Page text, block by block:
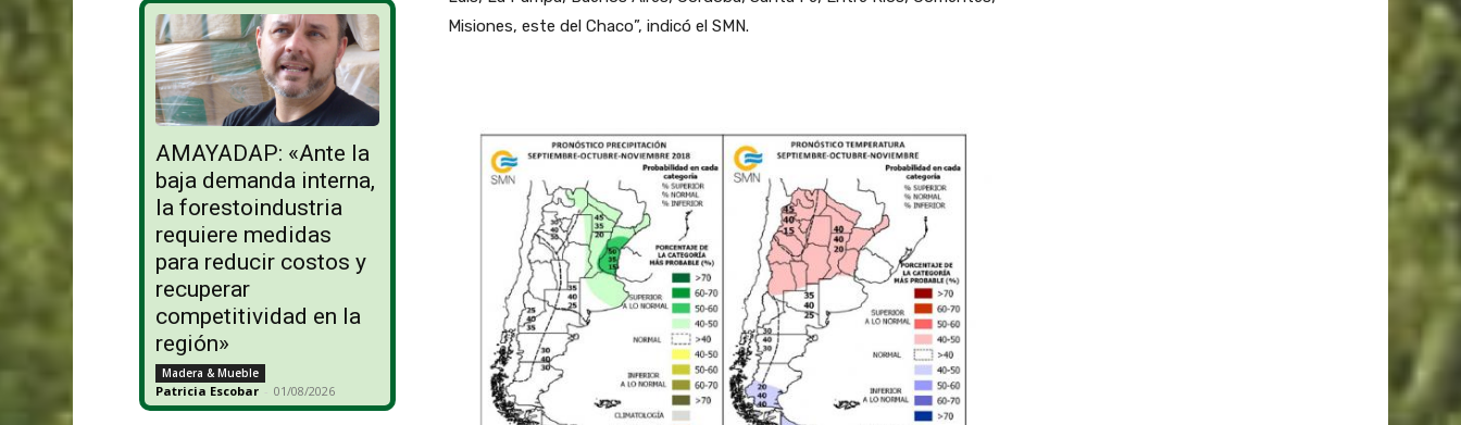
AMAYADAP: «Ante la
baja demanda interna,
la forestoindustria
requiere medidas
para reducir costos y
recuperar
competitividad en la
región»
Madera & Mueble
Patricia Escobar - 01/08/2026
Misiones, este del Chaco”, indicó el SMN.